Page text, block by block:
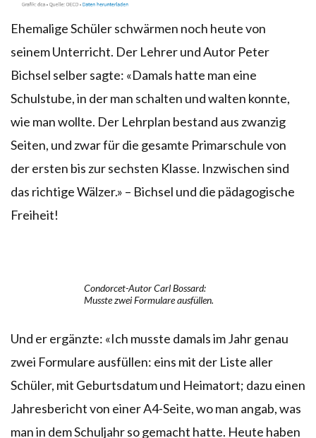
Ehemalige Schüler schwärmen noch heute von
seinem Unterricht. Der Lehrer und Autor Peter
Bichsel selber sagte: «Damals hatte man eine
Schulstube, in der man schalten und walten konnte,
wie man wollte. Der Lehrplan bestand aus zwanzig
Seiten, und zwar für die gesamte Primarschule von
der ersten bis zur sechsten Klasse. Inzwischen sind
das richtige Wälzer.» – Bichsel und die pädagogische
Freiheit!
Condorcet-Autor Carl Bossard:
Musste zwei Formulare ausfüllen.
Und er ergänzte: «Ich musste damals im Jahr genau
zwei Formulare ausfüllen: eins mit der Liste aller
Schüler, mit Geburtsdatum und Heimatort; dazu einen
Jahresbericht von einer A4-Seite, wo man angab, was
man in dem Schuljahr so gemacht hatte. Heute haben